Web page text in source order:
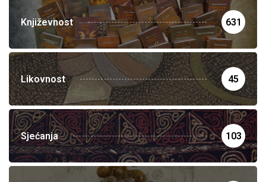
Književnost 631
Likovnost 45
Sjećanja 103